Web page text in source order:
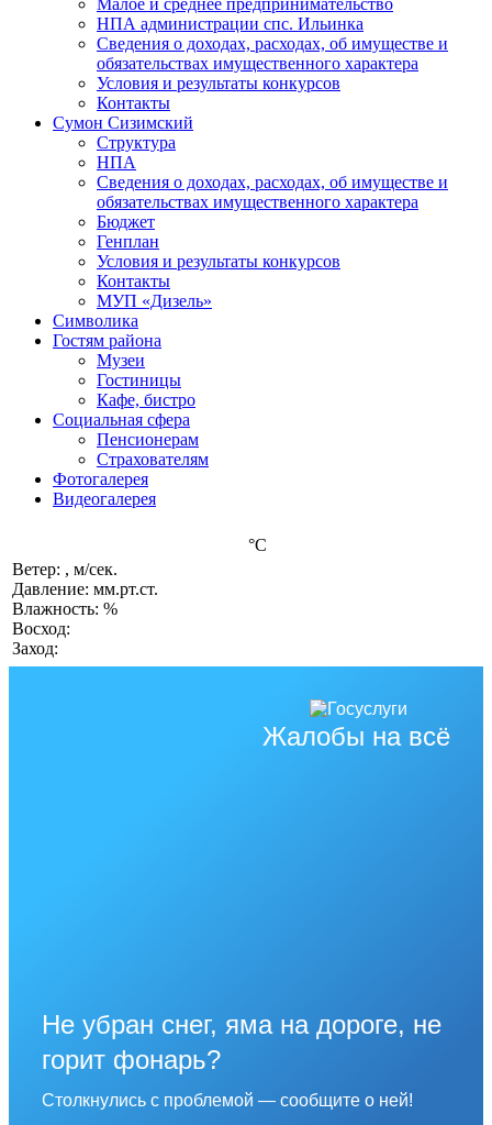
НПА администрации спс. Ильинка
Сведения о доходах, расходах, об имуществе и
обязательствах имущественного характера
Условия и результаты конкурсов
Контакты
Сумон Сизимский
Структура
НПА
Сведения о доходах, расходах, об имуществе и
обязательствах имущественного характера
Бюджет
Генплан
Условия и результаты конкурсов
Контакты
МУП «Дизель»
Символика
Гостям района
Музеи
Гостиницы
Кафе, бистро
Социальная сфера
Пенсионерам
Страхователям
Фотогалерея
Видеогалерея
°C
Ветер: , м/сек.
Давление: мм.рт.ст.
Влажность: %
Восход:
Заход:
Жалобы на всё
Не убран снег, яма на дороге, не
горит фонарь?
Столкнулись с проблемой — сообщите о ней!